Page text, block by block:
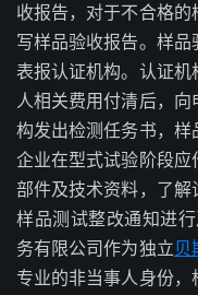
收报告，对于不合格
写样品验收报告。样
表报认证机构。认证
人相关费用付清后，
构发出检测任务书，样
企业在型式试验阶段
部件及技术资料，了
样品测试整改通知进
务有限公司作为独立贝
专业的非当事人身份